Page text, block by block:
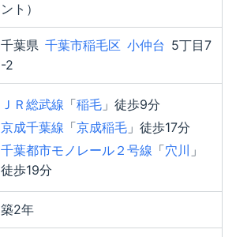
ント）
千葉県 千葉市稲毛区 小仲台 5丁目7
-2
ＪＲ総武線 「稲毛 」徒歩9分
京成千葉線 「京成稲毛 」徒歩17分
千葉都市モノレール２号線 「穴川 」
徒歩19分
築2年